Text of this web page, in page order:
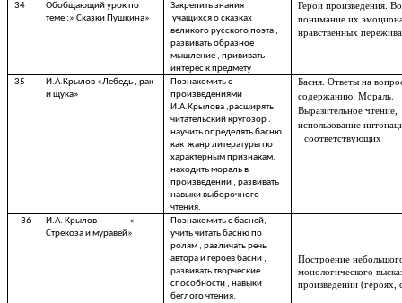
34
Обобщающий урок по
теме :» Сказки Пушкина»
Закрепить знания
учащихся о сказках
великого русского поэта ,
развивать образное
мышление , прививать
интерес к предмету
Герои произведения.
понимание их
нравственных
35
И.А.Крылов «Лебедь , рак
и щука»
Познакомить с
произведениями
И.А.Крылова ,расширять
читательский кругозор .
научить определять басню
как жанр литературы по
характерным признакам,
находить мораль в
произведении , развивать
навыки выборочного
чтения.
Басня. Ответы на
содержанию. Мораль.
Выразительное чтение,
использование
соответствующих
36
И.А. Крылов «
Стрекоза и муравей»
Познакомить с басней,
учить читать басню по
ролям , различать речь
автора и героев басни ,
развивать творческие
способности , навыки
беглого чтения.
Построение
монологического
произведении (героях,